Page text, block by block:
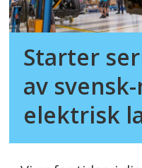
Starter
av
elektrisk